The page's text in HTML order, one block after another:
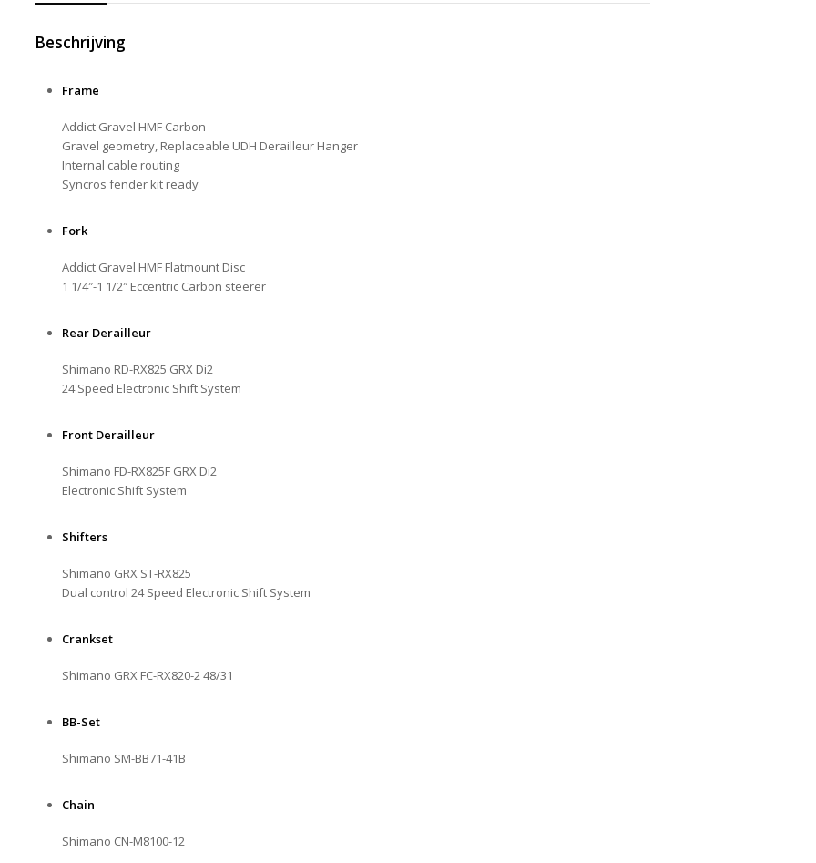
Beschrijving
Frame
Addict Gravel HMF Carbon
Gravel geometry, Replaceable UDH Derailleur Hanger
Internal cable routing
Syncros fender kit ready
Fork
Addict Gravel HMF Flatmount Disc
1 1/4″-1 1/2″ Eccentric Carbon steerer
Rear Derailleur
Shimano RD-RX825 GRX Di2
24 Speed Electronic Shift System
Front Derailleur
Shimano FD-RX825F GRX Di2
Electronic Shift System
Shifters
Shimano GRX ST-RX825
Dual control 24 Speed Electronic Shift System
Crankset
Shimano GRX FC-RX820-2 48/31
BB-Set
Shimano SM-BB71-41B
Chain
Shimano CN-M8100-12